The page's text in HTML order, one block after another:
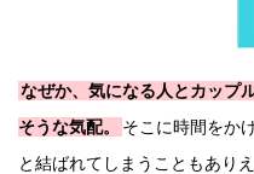
なぜか、気になる人とカップ
そうな気配。
そこに時間をか
と結ばれてしまうこともありえ